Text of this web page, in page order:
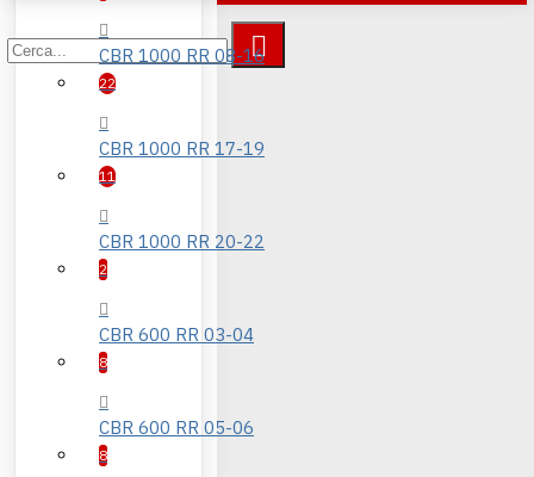
CBR 1000 RR 08-16
22
CBR 1000 RR 17-19
11
CBR 1000 RR 20-22
2
CBR 600 RR 03-04
8
CBR 600 RR 05-06
8